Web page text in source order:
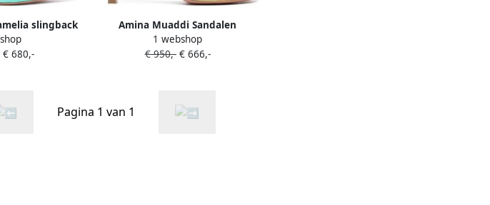
slingback
€ 680,-
Amina Muaddi Sandalen
verfraaid met kristallen Groen
1 webshop
€ 950,-€ 666,-
Pagina 1 van 1